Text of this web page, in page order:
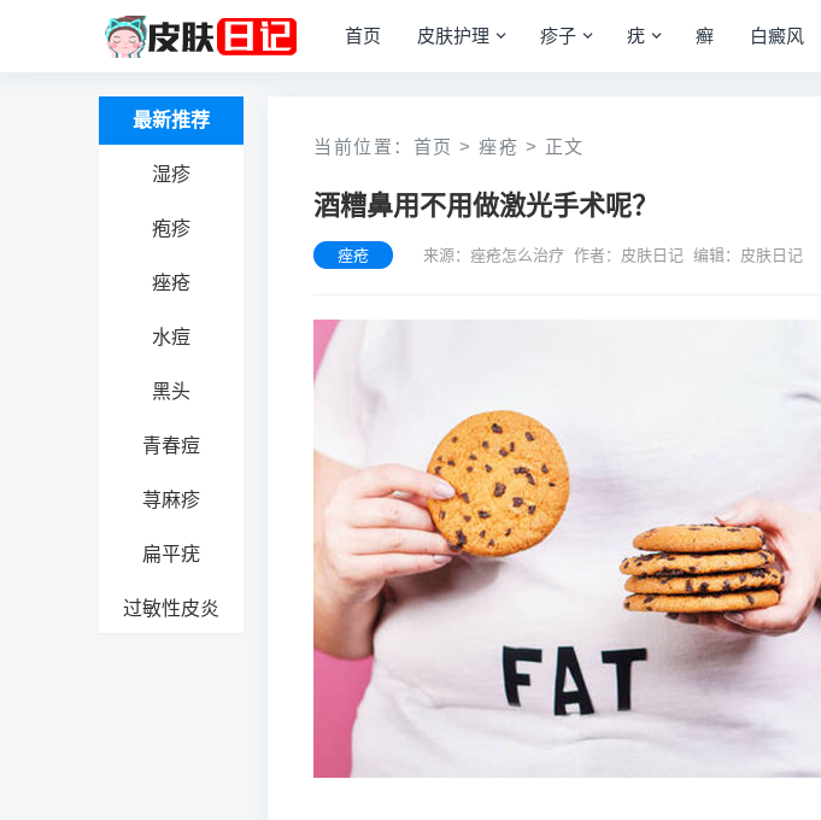
首页 皮肤护理 疹子 疣 癣 白癜风
最新推荐
湿疹
疱疹
痤疮
水痘
黑头
青春痘
荨麻疹
扁平疣
过敏性皮炎
当前位置： 首页 > 痤疮 > 正文
酒糟鼻用不用做激光手术呢？
痤疮 来源：痤疮怎么治疗 作者：皮肤日记 编辑：皮肤日记